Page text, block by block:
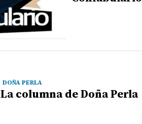
DOÑA PERLA
La columna de Doña Perla